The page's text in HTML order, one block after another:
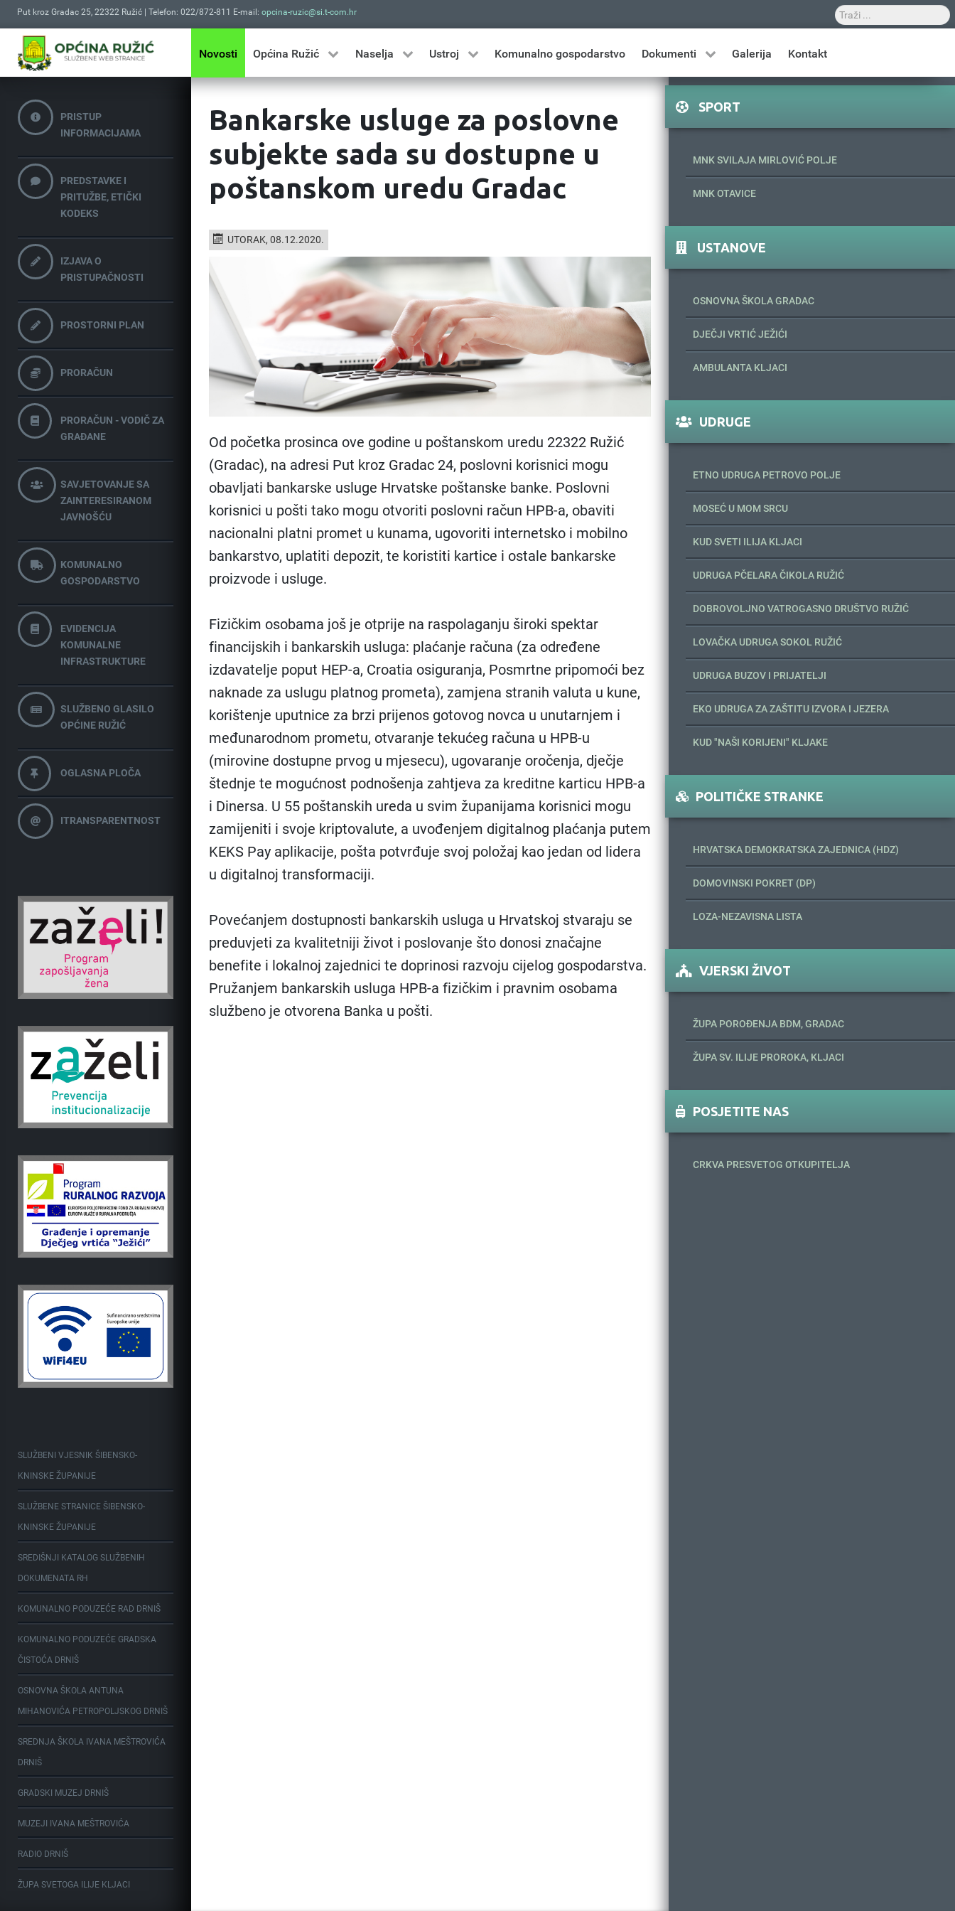
Put kroz Gradac 25, 22322 Ružić | Telefon: 022/872-811 E-mail: opcina-ruzic@si.t-com.hr
Novosti Općina Ružić Naselja Ustroj Komunalno gospodarstvo Dokumenti Galerija Kontakt
PRISTUP
INFORMACIJAMA
PREDSTAVKE I
PRITUŽBE, ETIČKI
KODEKS
IZJAVA O
PRISTUPAČNOSTI
PROSTORNI PLAN
PRORAČUN
PRORAČUN - VODIČ ZA
GRAĐANE
SAVJETOVANJE SA
ZAINTERESIRANOM
JAVNOŠĆU
KOMUNALNO
GOSPODARSTVO
EVIDENCIJA
KOMUNALNE
INFRASTRUKTURE
SLUŽBENO GLASILO
OPĆINE RUŽIĆ
OGLASNA PLOČA
ITRANSPARENTNOST
SLUŽBENI VJESNIK ŠIBENSKO-
KNINSKE ŽUPANIJE
SLUŽBENE STRANICE ŠIBENSKO-
KNINSKE ŽUPANIJE
SREDIŠNJI KATALOG SLUŽBENIH
DOKUMENATA RH
KOMUNALNO PODUZEĆE RAD DRNIŠ
KOMUNALNO PODUZEĆE GRADSKA
ČISTOĆA DRNIŠ
OSNOVNA ŠKOLA ANTUNA
MIHANOVIĆA PETROPOLJSKOG DRNIŠ
SREDNJA ŠKOLA IVANA MEŠTROVIĆA
DRNIŠ
GRADSKI MUZEJ DRNIŠ
MUZEJI IVANA MEŠTROVIĆA
RADIO DRNIŠ
ŽUPA SVETOGA ILIJE KLJACI
Bankarske usluge za poslovne
subjekte sada su dostupne u
poštanskom uredu Gradac
UTORAK, 08.12.2020.
Od početka prosinca ove godine u poštanskom uredu 22322 Ružić
(Gradac), na adresi Put kroz Gradac 24, poslovni korisnici mogu
obavljati bankarske usluge Hrvatske poštanske banke. Poslovni
korisnici u pošti tako mogu otvoriti poslovni račun HPB-a, obaviti
nacionalni platni promet u kunama, ugovoriti internetsko i mobilno
bankarstvo, uplatiti depozit, te koristiti kartice i ostale bankarske
proizvode i usluge.
Fizičkim osobama još je otprije na raspolaganju široki spektar
financijskih i bankarskih usluga: plaćanje računa (za određene
izdavatelje poput HEP-a, Croatia osiguranja, Posmrtne pripomoći bez
naknade za uslugu platnog prometa), zamjena stranih valuta u kune,
korištenje uputnice za brzi prijenos gotovog novca u unutarnjem i
međunarodnom prometu, otvaranje tekućeg računa u HPB-u
(mirovine dostupne prvog u mjesecu), ugovaranje oročenja, dječje
štednje te mogućnost podnošenja zahtjeva za kreditne karticu HPB-a
i Dinersa. U 55 poštanskih ureda u svim županijama korisnici mogu
zamijeniti i svoje kriptovalute, a uvođenjem digitalnog plaćanja putem
KEKS Pay aplikacije, pošta potvrđuje svoj položaj kao jedan od lidera
u digitalnoj transformaciji.
Povećanjem dostupnosti bankarskih usluga u Hrvatskoj stvaraju se
preduvjeti za kvalitetniji život i poslovanje što donosi značajne
benefite i lokalnoj zajednici te doprinosi razvoju cijelog gospodarstva.
Pružanjem bankarskih usluga HPB-a fizičkim i pravnim osobama
službeno je otvorena Banka u pošti.
SPORT
MNK SVILAJA MIRLOVIĆ POLJE
MNK OTAVICE
USTANOVE
OSNOVNA ŠKOLA GRADAC
DJEČJI VRTIĆ JEŽIĆI
AMBULANTA KLJACI
UDRUGE
ETNO UDRUGA PETROVO POLJE
MOSEĆ U MOM SRCU
KUD SVETI ILIJA KLJACI
UDRUGA PČELARA ČIKOLA RUŽIĆ
DOBROVOLJNO VATROGASNO DRUŠTVO RUŽIĆ
LOVAČKA UDRUGA SOKOL RUŽIĆ
UDRUGA BUZOV I PRIJATELJI
EKO UDRUGA ZA ZAŠTITU IZVORA I JEZERA
KUD "NAŠI KORIJENI" KLJAKE
POLITIČKE STRANKE
HRVATSKA DEMOKRATSKA ZAJEDNICA (HDZ)
DOMOVINSKI POKRET (DP)
LOZA-NEZAVISNA LISTA
VJERSKI ŽIVOT
ŽUPA POROĐENJA BDM, GRADAC
ŽUPA SV. ILIJE PROROKA, KLJACI
POSJETITE NAS
CRKVA PRESVETOG OTKUPITELJA